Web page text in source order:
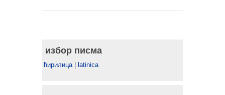
избор писма
ћирилица| latinica